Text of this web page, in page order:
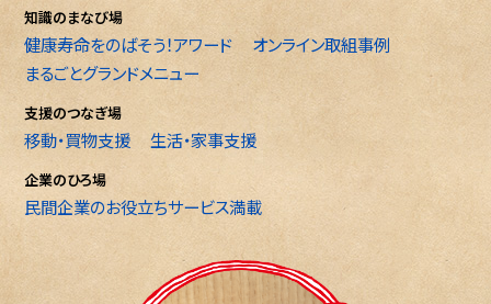
知識のまなび場
健康寿命をのばそう！アワード
オンライン取組事例
まるごとグランドメニュー
支援のつなぎ場
移動・買物支援 生活・家事支援
企業のひろ場
民間企業のお役立ちサービス満載